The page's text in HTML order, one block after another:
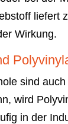
liefert
Wirkung.
sind
wird
in der